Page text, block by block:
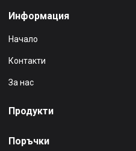
Информация
Начало
Контакти
За нас
Продукти
Поръчки